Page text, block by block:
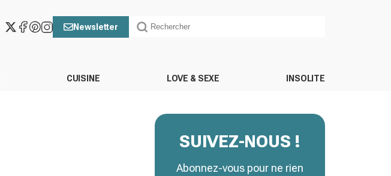
Newsletter
CUISINE LOVE & SEXE INSOLITE
SUIVEZ-NOUS !
Abonnez-vous pour ne rien